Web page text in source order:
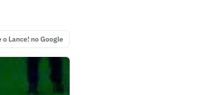
o Lance! no Google